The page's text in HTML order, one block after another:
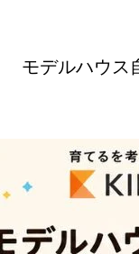
モデルハウス